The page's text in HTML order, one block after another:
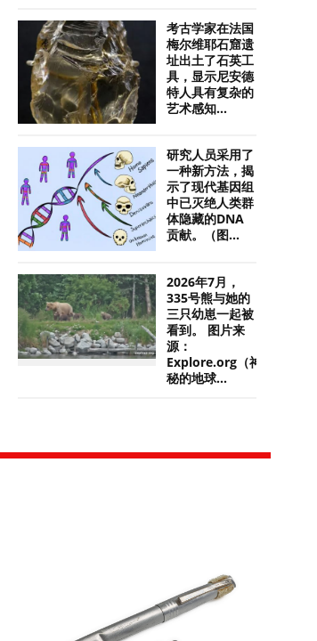
考古学家在法国
梅尔维耶石窟遗
址出土了石英工
具，显示尼安德
特人具有复杂的
艺术感知...
研究人员采用了
一种新方法，揭
示了现代基因组
中已灭绝人类群
体隐藏的DNA
贡献。（图...
2026年7月，
335号熊与她的
三只幼崽一起被
看到。 图片来
源：
Explore.org（神
秘的地球...